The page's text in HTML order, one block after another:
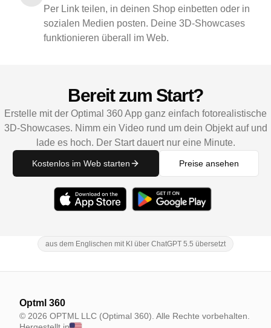
Per Link teilen, in deinen Shop einbetten oder in
sozialen Medien posten. Deine 3D-Showcases
funktionieren überall im Web.
Bereit zum Start?
Erstelle mit der Optimal 360 App ganz einfach fotorealistische
3D-Showcases. Nimm ein Video rund um dein Objekt auf und
lade es hoch. Der Start dauert nur eine Minute.
Kostenlos im Web starten Preise ansehen
aus dem Englischen mit KI über ChatGPT 5.5 übersetzt
Optml 360
© 2026 OPTML LLC (Optimal 360). Alle Rechte vorbehalten.